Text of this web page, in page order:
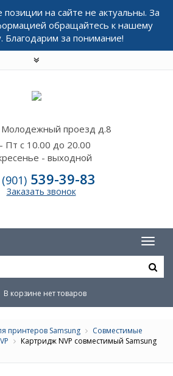
на сайте не актуальны. За
обращайтесь к нашему
Благодарим за понимание!
Молодежный проезд д.8
Пт с 10.00 до 20.00
- выходной
539-39-83
Заказать звонок
В корзине нет товаров
принтеров Samsung
Совместимые
Картридж NVP совместимый Samsung